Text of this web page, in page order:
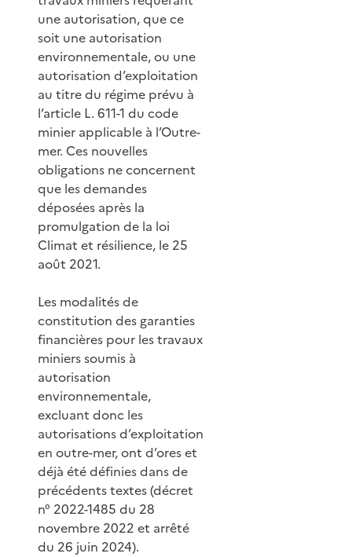
une autorisation, que ce
soit une autorisation
environnementale, ou une
autorisation d’exploitation
au titre du régime prévu à
l’article L. 611-1 du code
minier applicable à l’Outre-
mer. Ces nouvelles
obligations ne concernent
que les demandes
déposées après la
promulgation de la loi
Climat et résilience, le 25
août 2021.
Les modalités de
constitution des garanties
financières pour les travaux
miniers soumis à
autorisation
environnementale,
excluant donc les
autorisations d’exploitation
en outre-mer, ont d’ores et
déjà été définies dans de
précédents textes (décret
n° 2022-1485 du 28
novembre 2022 et arrêté
du 26 juin 2024).